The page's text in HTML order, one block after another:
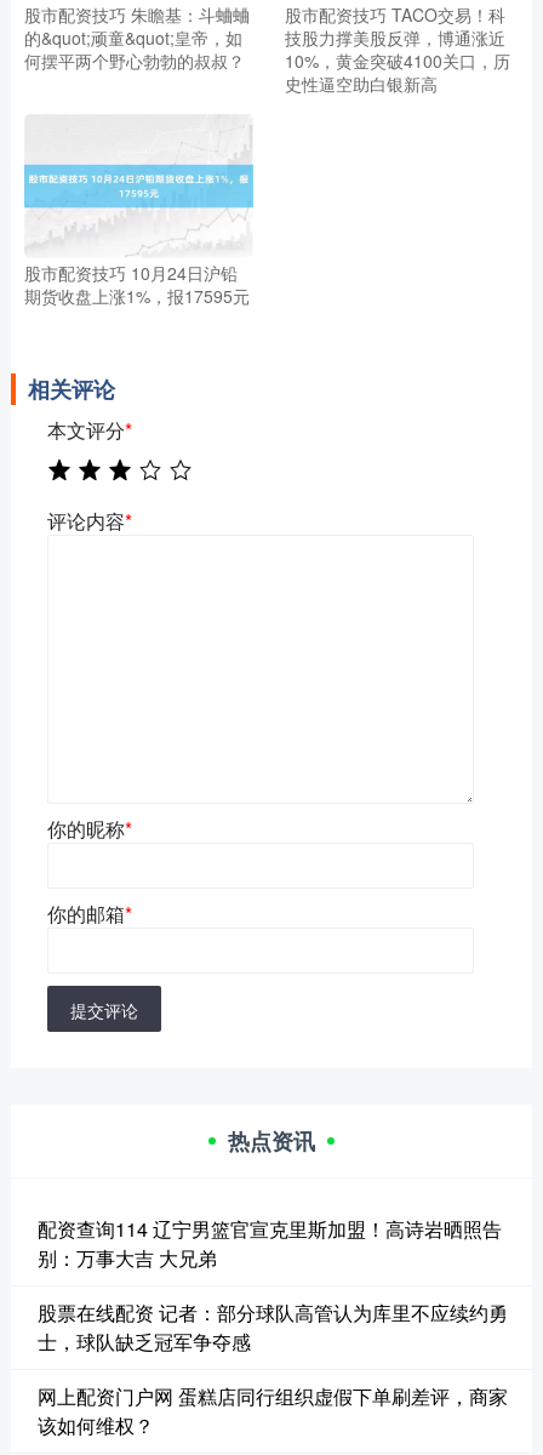
股市配资技巧 朱瞻基：斗蛐蛐
的&quot;顽童&quot;皇帝，如
何摆平两个野心勃勃的叔叔？
股市配资技巧 TACO交易！科
技股力撑美股反弹，博通涨近
10%，黄金突破4100关口，历
史性逼空助白银新高
股市配资技巧 10月24日沪铅
期货收盘上涨1%，报17595元
相关评论
本文评分*
评论内容*
你的昵称*
你的邮箱*
提交评论
热点资讯
配资查询114 辽宁男篮官宣克里斯加盟！高诗岩晒照告
别：万事大吉 大兄弟
股票在线配资 记者：部分球队高管认为库里不应续约勇
士，球队缺乏冠军争夺感
网上配资门户网 蛋糕店同行组织虚假下单刷差评，商家
该如何维权？